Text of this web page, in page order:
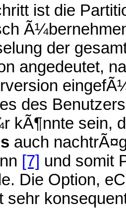
ist die
der
angedeutet,
des
kÃ¶nnte sein,
auch
[7] und somit
Die Option,
sehr